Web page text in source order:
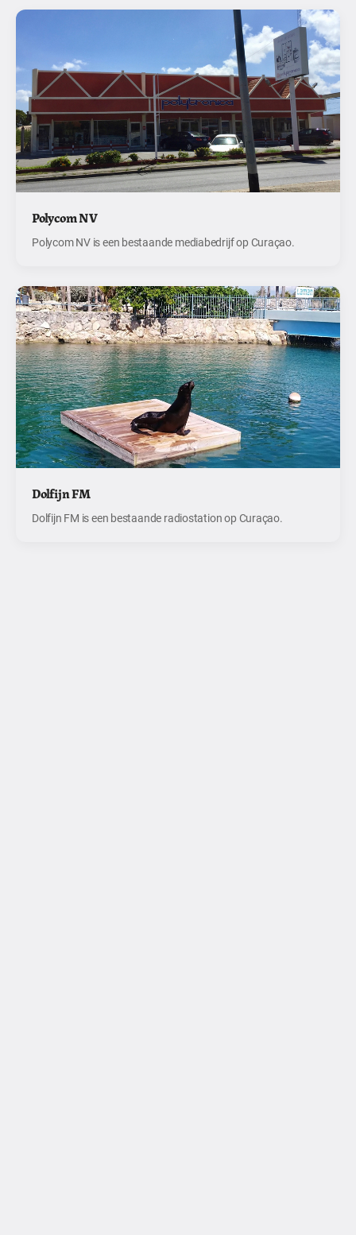
Polycom NV
Polycom NV is een bestaande mediabedrijf op Curaçao.
Dolfijn FM
Dolfijn FM is een bestaande radiostation op Curaçao.